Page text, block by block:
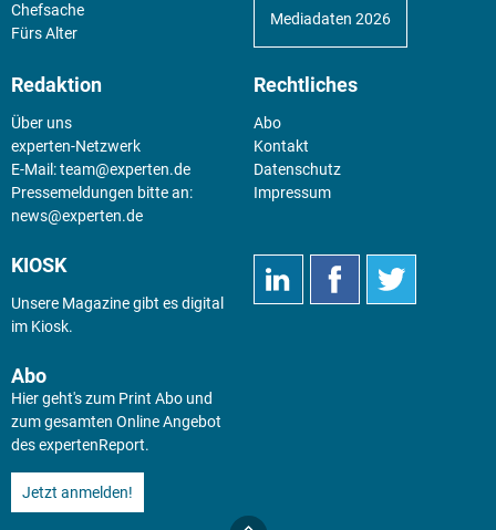
Chefsache
Fürs Alter
Mediadaten 2026
Redaktion
Über uns
experten-Netzwerk
E-Mail:team@experten.de
Pressemeldungen bitte an:
news@experten.de
Rechtliches
Abo
Kontakt
Datenschutz
Impressum
KIOSK
Unsere Magazine gibt es digital
im Kiosk.
Abo
Hier geht's zum Print Abo und
zum gesamten Online Angebot
des expertenReport.
Jetzt anmelden!